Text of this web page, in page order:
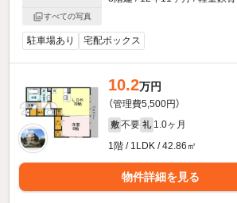
すべての写真
駐車場あり 宅配ボックス
10.2万円
（管理費5,500円）
敷 不要 礼 1.0ヶ月
1階 / 1LDK / 42.86㎡
物件詳細を見る